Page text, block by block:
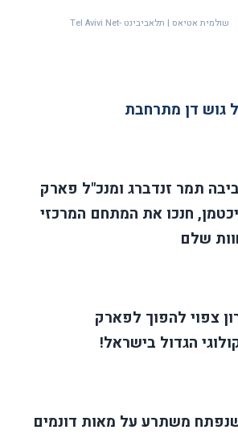
שולמית אטיאס | תלאביבינט -Tel Avivi Net
גוש דן מתרחבת
תמר זנדברג ומנכ"ל פארק
חנכו את המתחם המרכזי
שלם
צפוי להפוך לפארק
הגדול בישראל!
משתרע על מאות דונמים